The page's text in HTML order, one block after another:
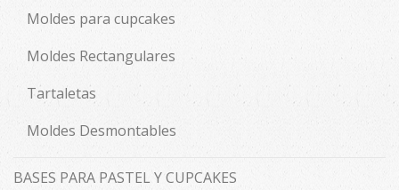
Moldes para cupcakes
Moldes Rectangulares
Tartaletas
Moldes Desmontables
BASES PARA PASTEL Y CUPCAKES